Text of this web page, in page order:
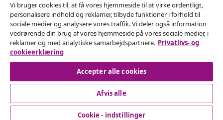
vidaXL
Opdag mere
Vi bruger cookies til, at få vores hjemmeside til at virke ordentligt,
personalisere indhold og reklamer, tilbyde funktioner i forhold til
sociale medier og analysere vores traffik. Vi deler også information
vedrørende din brug af vores hjemmeside på vores sociale medier, i
reklamer og med analytiske samarbejdspartnere. Privatlivs- og
cookieerklæring
Accepter alle cookies
Afvis alle
Cookie - indstillinger